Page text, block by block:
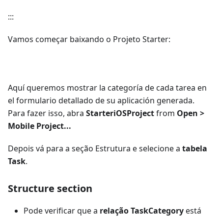
:::
Vamos começar baixando o Projeto Starter:
Aquí queremos mostrar la categoría de cada tarea en
el formulario detallado de su aplicación generada.
Para fazer isso, abra StarteriOSProjectfrom Open >
Mobile Project...
Depois vá para a seção Estrutura e selecione a tabela
Task.
Structure section
Pode verificar que a relação TaskCategoryestá